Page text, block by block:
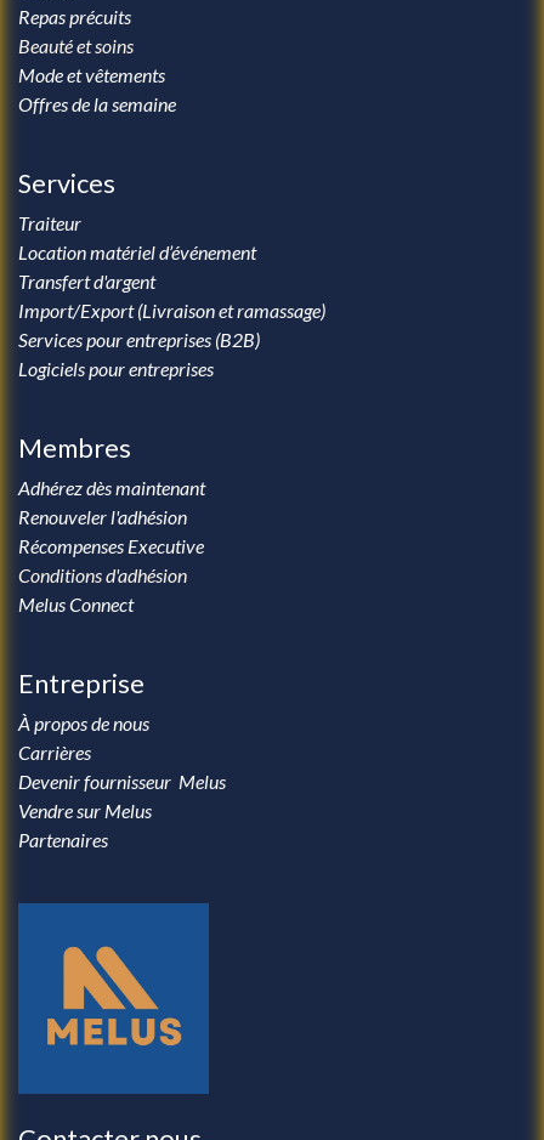
Repas précuits
Beauté et soins
Mode et vêtements
Offres de la semaine
Services
Traiteur
Location matériel d’événement
Transfert d'argent
Import/Export (Livraison et ramassage)
Services pour entreprises (B2B)
Logiciels pour entreprises
Membres
Adhérez dès maintenant
Renouveler l'adhésion
Récompenses Executive
Conditions d'adhésion
Melus Connect
Entreprise
À propos de nous
Carrières
Devenir fournisseur Melus
Vendre sur Melus
Partenaires